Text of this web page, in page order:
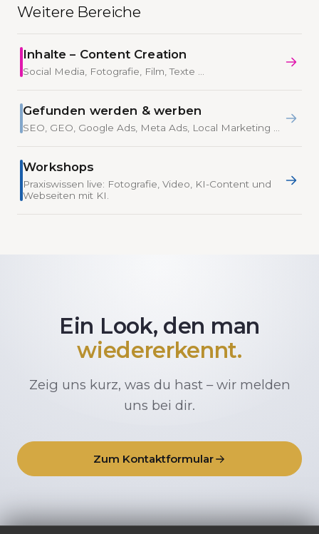
Weitere Bereiche
Inhalte – Content Creation
Social Media, Fotografie, Film, Texte …
Gefunden werden & werben
SEO, GEO, Google Ads, Meta Ads, Local Marketing …
Workshops
Praxiswissen live: Fotografie, Video, KI-Content und
Webseiten mit KI.
Ein Look, den man
wiedererkennt.
Zeig uns kurz, was du hast – wir melden
uns bei dir.
Zum Kontaktformular